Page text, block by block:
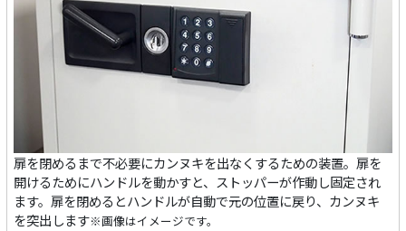
扉を閉めるまで不必要にカンヌキを出なくするための装置。扉を
開けるためにハンドルを動かすと、ストッパーが作動し固定され
ます。扉を閉めるとハンドルが自動で元の位置に戻り、カンヌキ
を突出します※画像はイメージです。